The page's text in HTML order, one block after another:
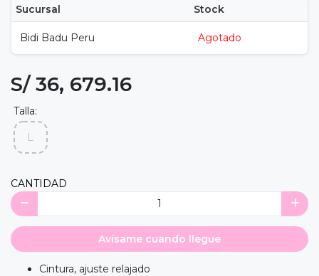
Sucursal Stock
Bidi Badu Peru Agotado
S/ 36, 679.16
Talla:
L
CANTIDAD
Avísame cuando llegue
Cintura, ajuste relajado